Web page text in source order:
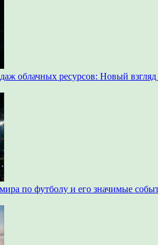
облачных ресурсов: Новый
по футболу и его значимые